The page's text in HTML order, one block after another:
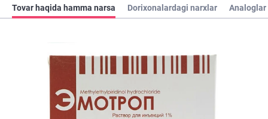
Tovar haqida hamma narsa Dorixonalardagi narxlar Analoglar